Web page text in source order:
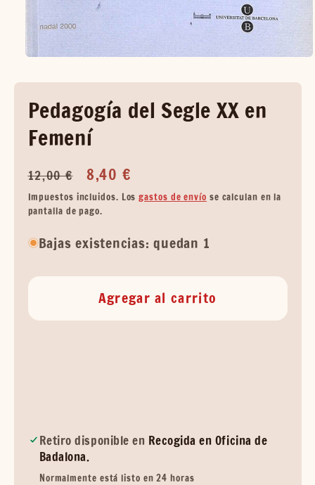
Pedagogía del Segle XX en
Femení
Precio
habitual
12,00 €
Precio
de
oferta
8,40 €
Impuestos incluidos. Losgastos de envío se calculan en la
pantalla de pago.
Bajas existencias: quedan 1
Agregar al carrito
Retiro disponible en Recogida en Oficina de
Badalona.
Normalmente está listo en 24 horas